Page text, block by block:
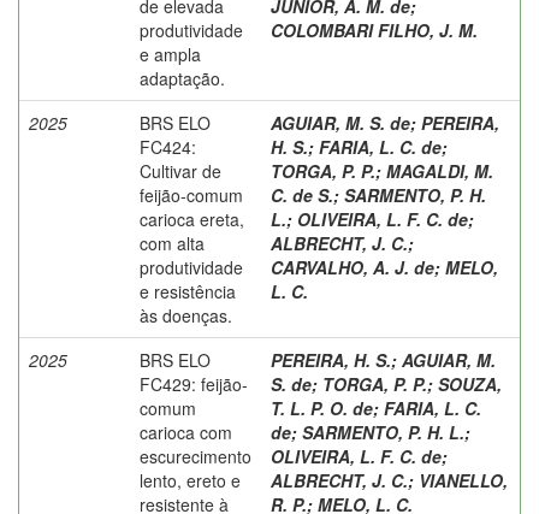
de elevada
produtividade
e ampla
adaptação.
JÚNIOR, A. M. de;
COLOMBARI FILHO, J. M.
2025
BRS ELO
FC424:
Cultivar de
feijão-comum
carioca ereta,
com alta
produtividade
e resistência
às doenças.
AGUIAR, M. S. de; PEREIRA,
H. S.; FARIA, L. C. de;
TORGA, P. P.; MAGALDI, M.
C. de S.; SARMENTO, P. H.
L.; OLIVEIRA, L. F. C. de;
ALBRECHT, J. C.;
CARVALHO, A. J. de; MELO,
L. C.
2025
BRS ELO
FC429: feijão-
comum
carioca com
escurecimento
lento, ereto e
resistente à
PEREIRA, H. S.; AGUIAR, M.
S. de; TORGA, P. P.; SOUZA,
T. L. P. O. de; FARIA, L. C.
de; SARMENTO, P. H. L.;
OLIVEIRA, L. F. C. de;
ALBRECHT, J. C.; VIANELLO,
R. P.; MELO, L. C.